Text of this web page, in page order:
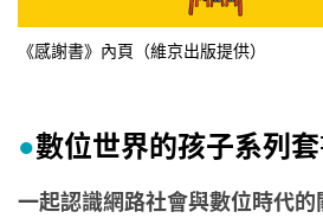
《感謝書》內頁（維京出版提供）
●數位世界的孩子系列
一起認識網路社會與數位時代的